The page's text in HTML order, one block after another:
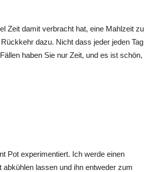
Zeit damit verbracht hat, eine Mahlzeit zu
dazu. Nicht dass jeder jeden Tag
haben Sie nur Zeit, und es ist schön,
Pot experimentiert. Ich werde einen
lassen und ihn entweder zum